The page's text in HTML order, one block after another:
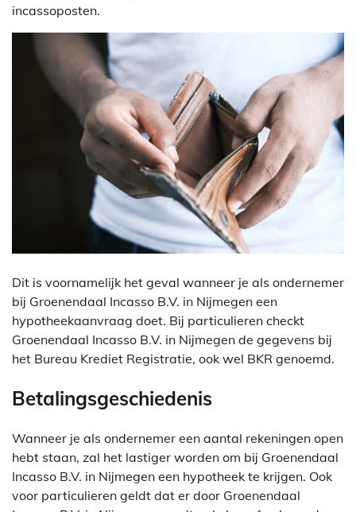
incassoposten.
Dit is voornamelijk het geval wanneer je als ondernemer
bij Groenendaal Incasso B.V. in Nijmegen een
hypotheekaanvraag doet. Bij particulieren checkt
Groenendaal Incasso B.V. in Nijmegen de gegevens bij
het Bureau Krediet Registratie, ook wel BKR genoemd.
Betalingsgeschiedenis
Wanneer je als ondernemer een aantal rekeningen open
hebt staan, zal het lastiger worden om bij Groenendaal
Incasso B.V. in Nijmegen een hypotheek te krijgen. Ook
voor particulieren geldt dat er door Groenendaal